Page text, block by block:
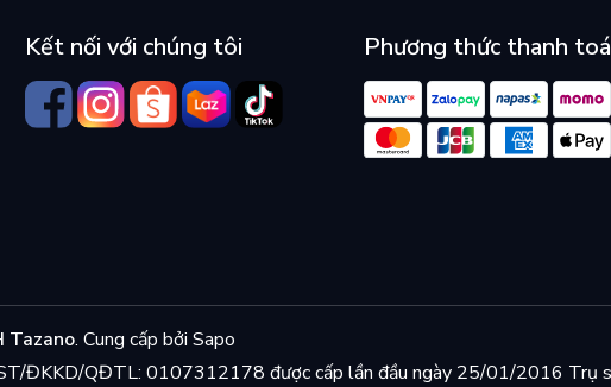
Kết nối với chúng tôi Phương thức thanh
Tazano. Cung cấp bởi Sapo
ĐKKD/QĐTL: 0107312178 được cấp lần đầu ngày 25/01/2016 Trụ